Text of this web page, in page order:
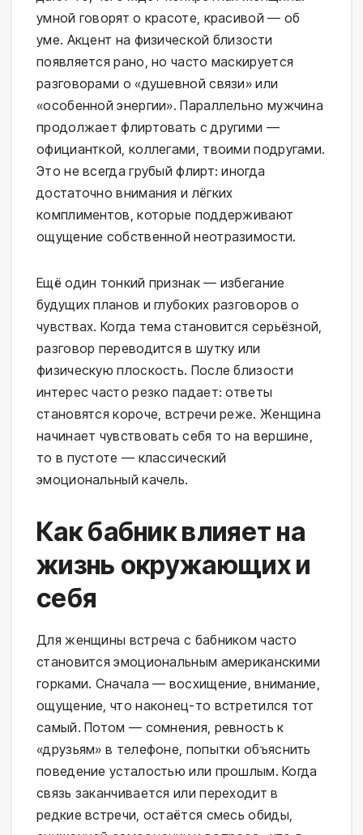
умной говорят о красоте, красивой — об
уме. Акцент на физической близости
появляется рано, но часто маскируется
разговорами о «душевной связи» или
«особенной энергии». Параллельно мужчина
продолжает флиртовать с другими —
официанткой, коллегами, твоими подругами.
Это не всегда грубый флирт: иногда
достаточно внимания и лёгких
комплиментов, которые поддерживают
ощущение собственной неотразимости.
Ещё один тонкий признак — избегание
будущих планов и глубоких разговоров о
чувствах. Когда тема становится серьёзной,
разговор переводится в шутку или
физическую плоскость. После близости
интерес часто резко падает: ответы
становятся короче, встречи реже. Женщина
начинает чувствовать себя то на вершине,
то в пустоте — классический
эмоциональный качель.
Как бабник влияет на
жизнь окружающих и
себя
Для женщины встреча с бабником часто
становится эмоциональным американскими
горками. Сначала — восхищение, внимание,
ощущение, что наконец-то встретился тот
самый. Потом — сомнения, ревность к
«друзьям» в телефоне, попытки объяснить
поведение усталостью или прошлым. Когда
связь заканчивается или переходит в
редкие встречи, остаётся смесь обиды,